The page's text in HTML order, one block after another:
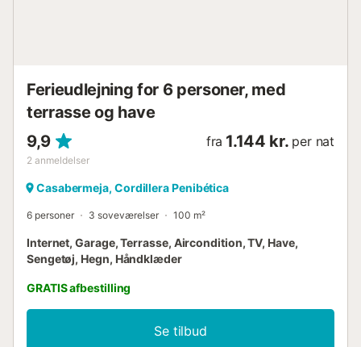
Ferieudlejning for 6 personer, med
terrasse og have
9,9
2 anmeldelser
fra 1.144 kr. per nat
Casabermeja, Cordillera Penibética
6 personer 3 soveværelser 100 m²
Internet, Garage, Terrasse, Aircondition, TV, Have,
Sengetøj, Hegn, Håndklæder
GRATIS afbestilling
Se tilbud